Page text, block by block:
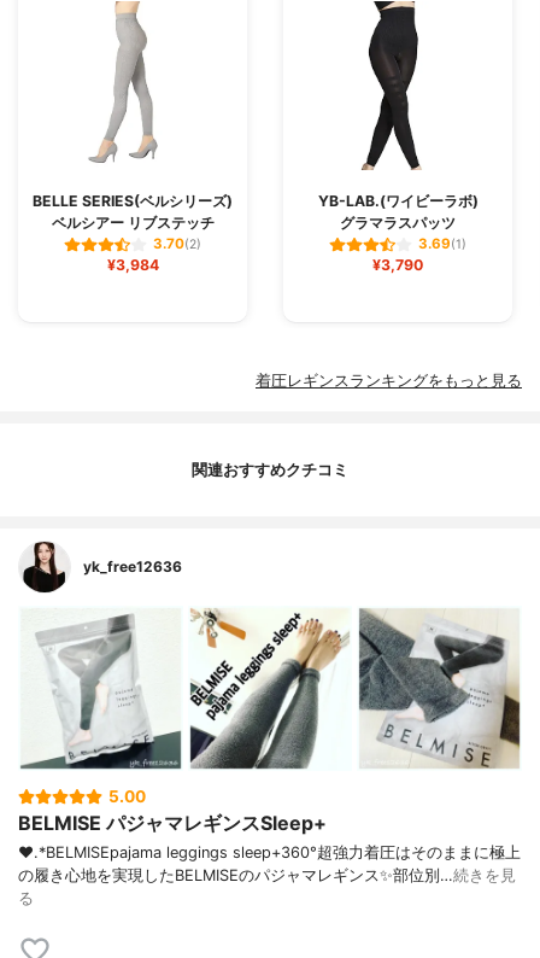
BELLE SERIES(ベルシリーズ)
ベルシアー リブステッチ
3.70(2)
¥3,984
YB-LAB.(ワイビーラボ)
グラマラスパッツ
3.69(1)
¥3,790
着圧レギンスランキングをもっと見る
関連おすすめクチコミ
yk_free12636
5.00
BELMISE パジャマレギンスSleep+
❤︎.*BELMISEpajama leggings sleep+360°超強力着圧はそのままに極上
の履き心地を実現したBELMISEのパジャマレギンス✨部位別…続きを見
る